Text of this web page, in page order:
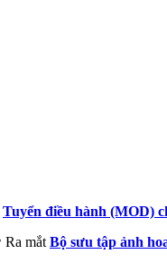
Tuyển điều hành (MOD)
Ra mắt Bộ sưu tập ảnh